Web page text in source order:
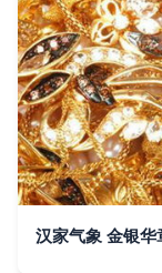
汉家气象 金银